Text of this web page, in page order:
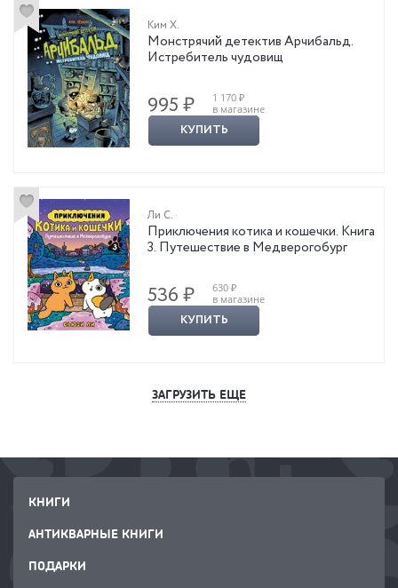
Ким Х.
Монстрячий детектив Арчибальд.
Истребитель чудовищ
995 ₽
1 170 ₽
в магазине
КУПИТЬ
Ли С.
Приключения котика и кошечки. Книга
3. Путешествие в Медверогобург
536 ₽
630 ₽
в магазине
КУПИТЬ
ЗАГРУЗИТЬ ЕЩЕ
КНИГИ
АНТИКВАРНЫЕ КНИГИ
ПОДАРКИ